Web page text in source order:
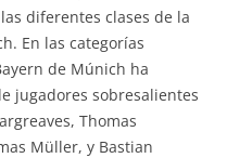
diferentes clases de la
En las categorías
de Múnich ha
jugadores sobresalientes
Thomas
Müller, y Bastian